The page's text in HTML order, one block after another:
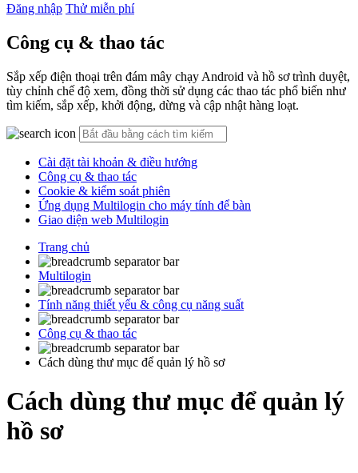
Đăng nhập Thử miễn phí
Công cụ & thao tác
Sắp xếp điện thoại trên đám mây chạy Android và hồ sơ trình duyệt,
tùy chỉnh chế độ xem, đồng thời sử dụng các thao tác phổ biến như
tìm kiếm, sắp xếp, khởi động, dừng và cập nhật hàng loạt.
Cài đặt tài khoản & điều hướng
Công cụ & thao tác
Cookie & kiểm soát phiên
Ứng dụng Multilogin cho máy tính để bàn
Giao diện web Multilogin
Trang chủ
Multilogin
Tính năng thiết yếu & công cụ năng suất
Công cụ & thao tác
Cách dùng thư mục để quản lý hồ sơ
Cách dùng thư mục để quản lý
hồ sơ